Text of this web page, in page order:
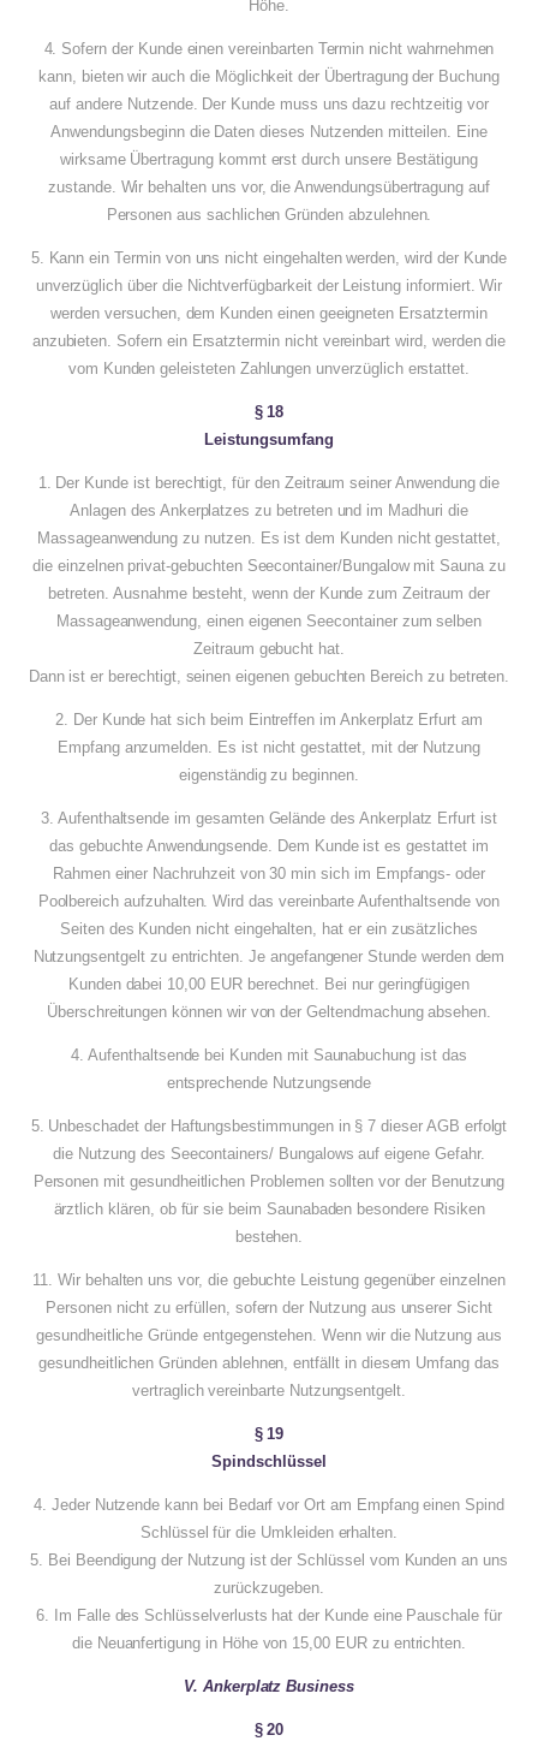
Höhe.
4. Sofern der Kunde einen vereinbarten Termin nicht wahrnehmen
kann, bieten wir auch die Möglichkeit der Übertragung der Buchung
auf andere Nutzende. Der Kunde muss uns dazu rechtzeitig vor
Anwendungsbeginn die Daten dieses Nutzenden mitteilen. Eine
wirksame Übertragung kommt erst durch unsere Bestätigung
zustande. Wir behalten uns vor, die Anwendungsübertragung auf
Personen aus sachlichen Gründen abzulehnen.
5. Kann ein Termin von uns nicht eingehalten werden, wird der Kunde
unverzüglich über die Nichtverfügbarkeit der Leistung informiert. Wir
werden versuchen, dem Kunden einen geeigneten Ersatztermin
anzubieten. Sofern ein Ersatztermin nicht vereinbart wird, werden die
vom Kunden geleisteten Zahlungen unverzüglich erstattet.
§ 18
Leistungsumfang
1. Der Kunde ist berechtigt, für den Zeitraum seiner Anwendung die
Anlagen des Ankerplatzes zu betreten und im Madhuri die
Massageanwendung zu nutzen. Es ist dem Kunden nicht gestattet,
die einzelnen privat-gebuchten Seecontainer/Bungalow mit Sauna zu
betreten. Ausnahme besteht, wenn der Kunde zum Zeitraum der
Massageanwendung, einen eigenen Seecontainer zum selben
Zeitraum gebucht hat.
Dann ist er berechtigt, seinen eigenen gebuchten Bereich zu betreten.
2. Der Kunde hat sich beim Eintreffen im Ankerplatz Erfurt am
Empfang anzumelden. Es ist nicht gestattet, mit der Nutzung
eigenständig zu beginnen.
3. Aufenthaltsende im gesamten Gelände des Ankerplatz Erfurt ist
das gebuchte Anwendungsende. Dem Kunde ist es gestattet im
Rahmen einer Nachruhzeit von 30 min sich im Empfangs- oder
Poolbereich aufzuhalten. Wird das vereinbarte Aufenthaltsende von
Seiten des Kunden nicht eingehalten, hat er ein zusätzliches
Nutzungsentgelt zu entrichten. Je angefangener Stunde werden dem
Kunden dabei 10,00 EUR berechnet. Bei nur geringfügigen
Überschreitungen können wir von der Geltendmachung absehen.
4. Aufenthaltsende bei Kunden mit Saunabuchung ist das
entsprechende Nutzungsende
5. Unbeschadet der Haftungsbestimmungen in § 7 dieser AGB erfolgt
die Nutzung des Seecontainers/ Bungalows auf eigene Gefahr.
Personen mit gesundheitlichen Problemen sollten vor der Benutzung
ärztlich klären, ob für sie beim Saunabaden besondere Risiken
bestehen.
11. Wir behalten uns vor, die gebuchte Leistung gegenüber einzelnen
Personen nicht zu erfüllen, sofern der Nutzung aus unserer Sicht
gesundheitliche Gründe entgegenstehen. Wenn wir die Nutzung aus
gesundheitlichen Gründen ablehnen, entfällt in diesem Umfang das
vertraglich vereinbarte Nutzungsentgelt.
§ 19
Spindschlüssel
4. Jeder Nutzende kann bei Bedarf vor Ort am Empfang einen Spind
Schlüssel für die Umkleiden erhalten.
5. Bei Beendigung der Nutzung ist der Schlüssel vom Kunden an uns
zurückzugeben.
6. Im Falle des Schlüsselverlusts hat der Kunde eine Pauschale für
die Neuanfertigung in Höhe von 15,00 EUR zu entrichten.
V. Ankerplatz Business
§ 20